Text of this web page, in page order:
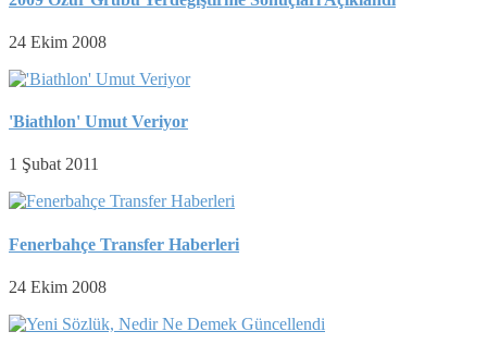
24 Ekim 2008
'Biathlon' Umut Veriyor
1 Şubat 2011
Fenerbahçe Transfer Haberleri
24 Ekim 2008